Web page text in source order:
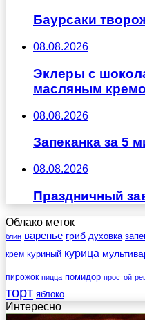
Баурсаки
08.08.2026
Эклеры с
масляным
08.08.2026
Запеканка за 5
08.08.2026
Праздничный
Облако меток
блин варенье гриб духовка
крем куриный курица
пирожок пицца помидор простой
торт яблоко
Интересно